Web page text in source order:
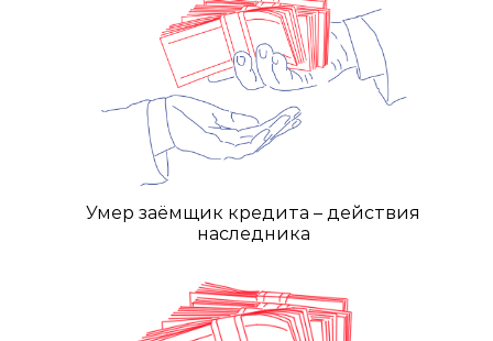
Умер заёмщик кредита – действия
наследника